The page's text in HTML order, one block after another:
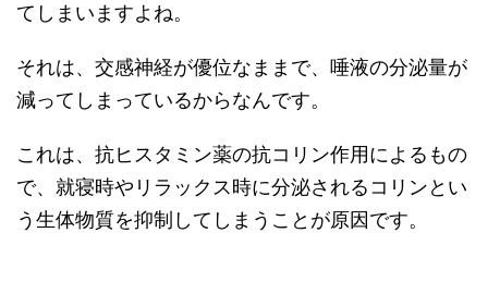
てしまいますよね。
それは、交感神経が優位なままで、唾液の分泌量が
減ってしまっているからなんです。
これは、抗ヒスタミン薬の抗コリン作用によるもの
で、就寝時やリラックス時に分泌されるコリンとい
う生体物質を抑制してしまうことが原因です。